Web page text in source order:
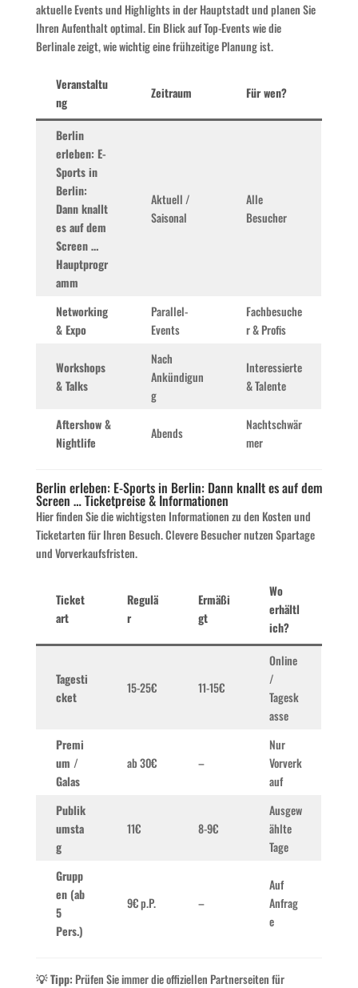
aktuelle Events und Highlights in der Hauptstadt und planen Sie
Ihren Aufenthalt optimal. Ein Blick auf Top-Events wie die
Berlinale zeigt, wie wichtig eine frühzeitige Planung ist.
Veranstaltu
ng
Zeitraum Für wen?
Berlin
erleben: E-
Sports in
Berlin:
Dann knallt
es auf dem
Screen …
Hauptprogr
amm
Aktuell /
Saisonal
Alle
Besucher
Networking
& Expo
Parallel-
Events
Fachbesuche
r & Profis
Workshops
& Talks
Nach
Ankündigun
g
Interessierte
& Talente
Aftershow &
Nightlife
Abends
Nachtschwär
mer
Berlin erleben: E-Sports in Berlin: Dann knallt es auf dem
Screen … Ticketpreise & Informationen
Hier finden Sie die wichtigsten Informationen zu den Kosten und
Ticketarten für Ihren Besuch. Clevere Besucher nutzen Spartage
und Vorverkaufsfristen.
Ticket
art
Regulä
r
Ermäßi
gt
Wo
erhältl
ich?
Tagesti
cket
15-25€ 11-15€
Online
/
Tagesk
asse
Premi
um /
Galas
ab 30€ –
Nur
Vorverk
auf
Publik
umsta
g
11€ 8-9€
Ausgew
ählte
Tage
Grupp
en (ab
5
Pers.)
9€ p.P. –
Auf
Anfrag
e
💡 Tipp: Prüfen Sie immer die offiziellen Partnerseiten für